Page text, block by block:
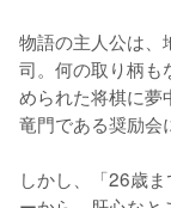
物語の主人公は、
司。何の取り柄も
められた将棋に夢
竜門である奨励会
しかし、「26歳